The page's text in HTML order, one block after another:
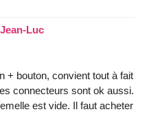
Jean-Luc
+ bouton, convient tout à fait
connecteurs sont ok aussi.
est vide. Il faut acheter